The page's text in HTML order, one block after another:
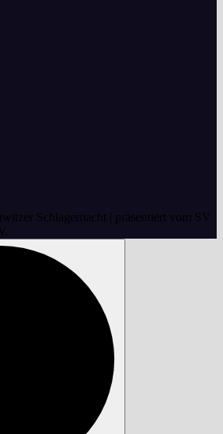
Schlagernacht | präsentiert vom SV